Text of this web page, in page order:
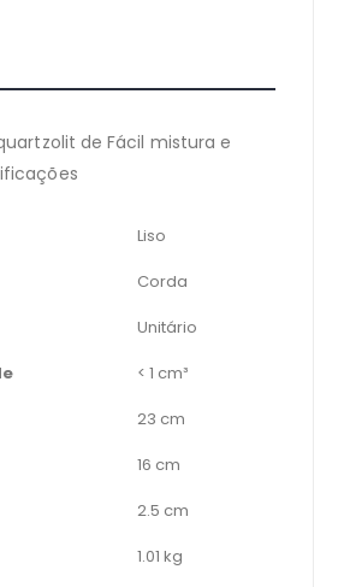
de Fácil mistura e
Liso
Corda
Unitário
< 1 cm³
23 cm
16 cm
2.5 cm
1.01 kg